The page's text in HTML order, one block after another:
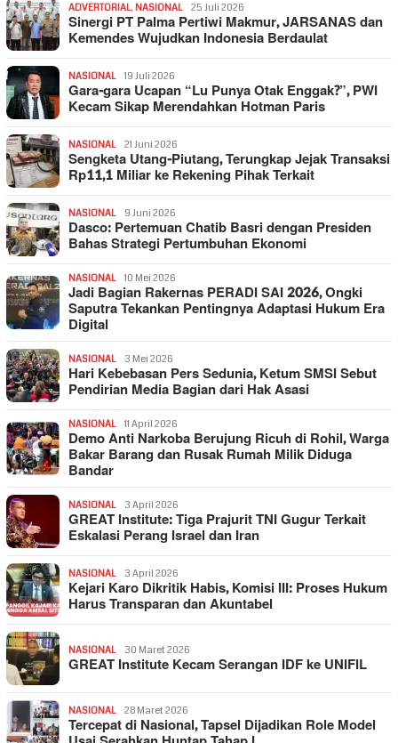
ADVERTORIAL, NASIONAL 25 Juli 2026
Sinergi PT Palma Pertiwi Makmur, JARSANAS dan
Kemendes Wujudkan Indonesia Berdaulat
NASIONAL 19 Juli 2026
Gara-gara Ucapan “Lu Punya Otak Enggak?”, PWI
Kecam Sikap Merendahkan Hotman Paris
NASIONAL 21 Juni 2026
Sengketa Utang-Piutang, Terungkap Jejak Transaksi
Rp11,1 Miliar ke Rekening Pihak Terkait
NASIONAL 9 Juni 2026
Dasco: Pertemuan Chatib Basri dengan Presiden
Bahas Strategi Pertumbuhan Ekonomi
NASIONAL 10 Mei 2026
Jadi Bagian Rakernas PERADI SAI 2026, Ongki
Saputra Tekankan Pentingnya Adaptasi Hukum Era
Digital
NASIONAL 3 Mei 2026
Hari Kebebasan Pers Sedunia, Ketum SMSI Sebut
Pendirian Media Bagian dari Hak Asasi
NASIONAL 11 April 2026
Demo Anti Narkoba Berujung Ricuh di Rohil, Warga
Bakar Barang dan Rusak Rumah Milik Diduga
Bandar
NASIONAL 3 April 2026
GREAT Institute: Tiga Prajurit TNI Gugur Terkait
Eskalasi Perang Israel dan Iran
NASIONAL 3 April 2026
Kejari Karo Dikritik Habis, Komisi III: Proses Hukum
Harus Transparan dan Akuntabel
NASIONAL 30 Maret 2026
GREAT Institute Kecam Serangan IDF ke UNIFIL
NASIONAL 28 Maret 2026
Tercepat di Nasional, Tapsel Dijadikan Role Model